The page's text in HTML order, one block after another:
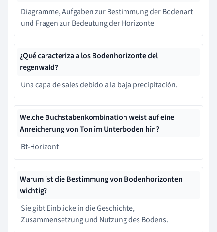
Diagramme, Aufgaben zur Bestimmung der Bodenart
und Fragen zur Bedeutung der Horizonte
¿Qué caracteriza a los Bodenhorizonte del
regenwald?
Una capa de sales debido a la baja precipitación.
Welche Buchstabenkombination weist auf eine
Anreicherung von Ton im Unterboden hin?
Bt-Horizont
Warum ist die Bestimmung von Bodenhorizonten
wichtig?
Sie gibt Einblicke in die Geschichte,
Zusammensetzung und Nutzung des Bodens.